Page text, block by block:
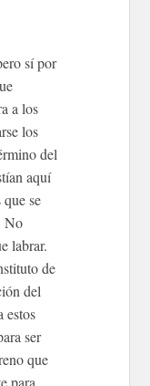
sí por
a los
los
del
aquí
que se
No
labrar.
de
del
estos
ser
que